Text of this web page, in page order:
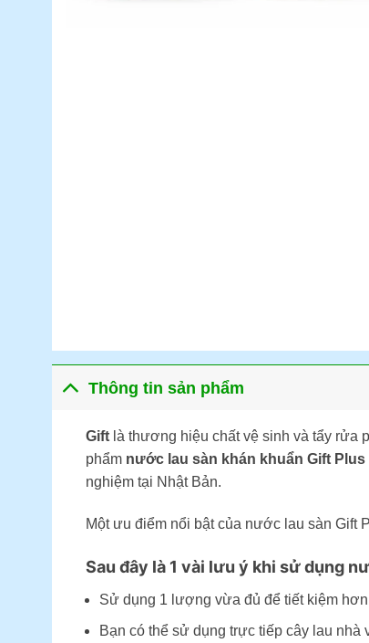
Thông tin sản phẩm
Giftlà thương hiệu chất vệ sinh và tẩy rửa
phẩm nước lau sàn khán khuẩn Gift Plus
nghiệm tại Nhật Bản.
Một ưu điểm nổi bật của nước lau sàn Gift
Sau đây là 1 vài lưu ý khi sử dụng
Sử dụng 1 lượng vừa đủ để tiết kiệm
Bạn có thể sử dụng trực tiếp cây lau